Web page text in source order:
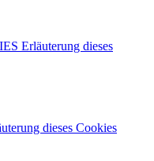
Erläuterung dieses
dieses Cookies